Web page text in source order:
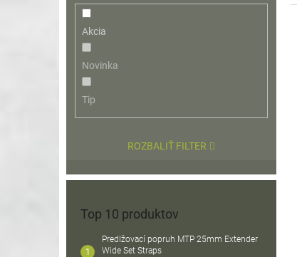
Akcia
Novinka
Tip
ROZBALIŤ FILTER
Top 10 produktov
Predlžovací popruh MTP 25mm Extender
Wide Set Straps